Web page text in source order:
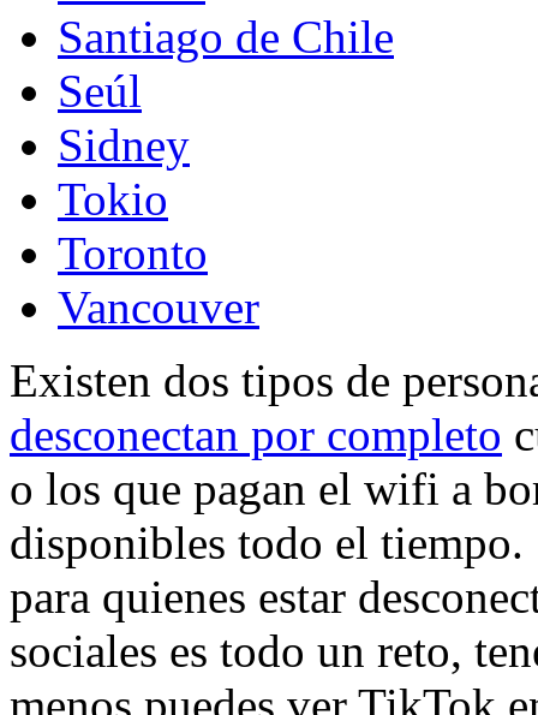
Santiago de Chile
Seúl
Sidney
Tokio
Toronto
Vancouver
Existen dos tipos de
desconectan por completo
o los que pagan el wifi a
disponibles todo el tiempo.
para quienes estar
sociales es todo un reto,
menos puedes ver TikTok